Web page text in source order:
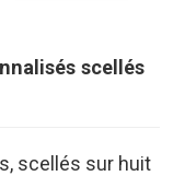
scellés
scellés sur huit